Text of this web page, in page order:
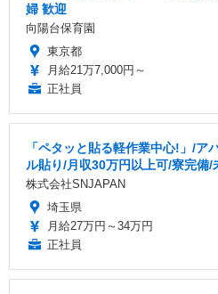
婦 歓迎
向陽台保育園
東京都
月給21万7,000円～
正社員
「ペタッと貼る軽作業中心!」/ア
ル貼り/月収30万円以上可/寮完備
株式会社SNJAPAN
埼玉県
月給27万円～34万円
正社員